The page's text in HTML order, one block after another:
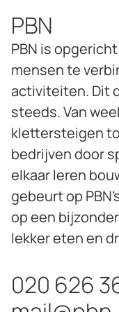
PBN
PBN is
mensen te
activiteiten. Dit
steeds. Van
klettersteigen
bedrijven door
elkaar leren
gebeurt op
op een
lekker eten en
020 626